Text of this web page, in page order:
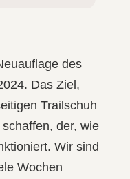
des
Das Ziel,
Trailschuh
der, wie
Wir sind
Wochen